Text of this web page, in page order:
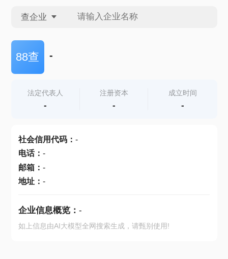
查企业
查企业
查产地
88查 -
法定代表人
-
注册资本
-
成立时间
-
社会信用代码： -
电话： -
邮箱： -
地址： -
企业信息概览： -
如上信息由AI大模型全网搜索生成，请甄别使用!